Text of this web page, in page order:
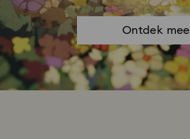
Ontdek